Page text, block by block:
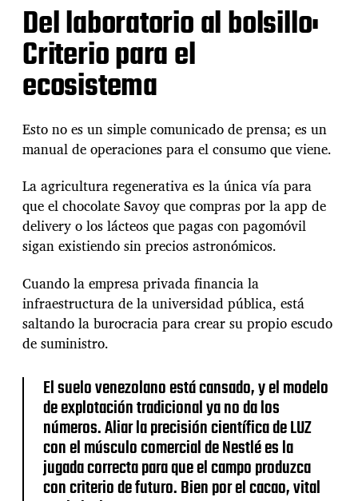
Del laboratorio al bolsillo:
Criterio para el
ecosistema
Esto no es un simple comunicado de prensa; es un
manual de operaciones para el consumo que viene.
La agricultura regenerativa es la única vía para
que el chocolate Savoy que compras por la app de
delivery o los lácteos que pagas con pagomóvil
sigan existiendo sin precios astronómicos.
Cuando la empresa privada financia la
infraestructura de la universidad pública, está
saltando la burocracia para crear su propio escudo
de suministro.
El suelo venezolano está cansado, y el modelo
de explotación tradicional ya no da los
números. Aliar la precisión científica de LUZ
con el músculo comercial de Nestlé es la
jugada correcta para que el campo produzca
con criterio de futuro. Bien por el cacao, vital